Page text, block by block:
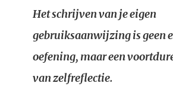
Het schrijven van je eigen
gebruiksaanwijzing is geen
oefening, maar een
van zelfreflectie.